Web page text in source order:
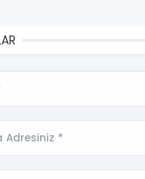
Adresiniz *